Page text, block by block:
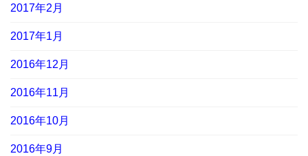
2017年2月
2017年1月
2016年12月
2016年11月
2016年10月
2016年9月